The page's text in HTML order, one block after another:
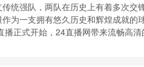
统强队，两队在历史上有着多次交
为一支拥有悠久历史和辉煌成就的
正式开始，24直播网带来流畅高